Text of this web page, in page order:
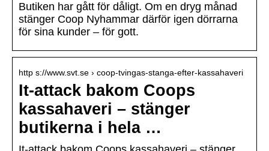
Butiken har gått för dåligt. Om en dryg månad
stänger Coop Nyhammar därför igen dörrarna
för sina kunder – för gott.
http s://www.svt.se › coop-tvingas-stanga-efter-kassahaveri
It-attack bakom Coops
kassahaveri – stänger
butikerna i hela …